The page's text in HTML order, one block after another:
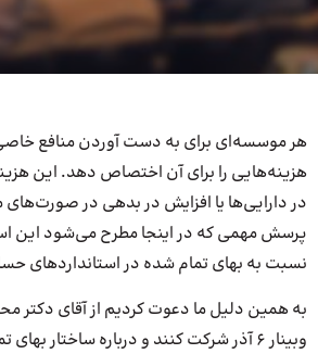
هر موسسه‌ای برای به دست آوردن منافع خاصی
هزینه‌هایی را برای آن اختصاص دهد. این
در دارایی‌ها یا افزایش در بدهی در
پرسش مهمی که در اینجا مطرح می‌شود این
نسبت به بهای تمام شده در استانداردهای
به همین دلیل ما دعوت کردیم از آقای دکتر
وبینار 6 آذر شرکت کنند و درباره ساختار